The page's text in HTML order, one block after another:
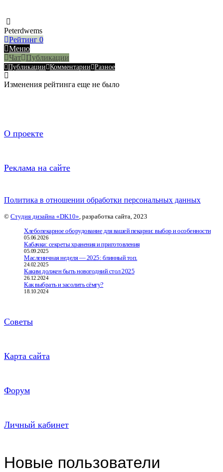
Peterdwems
Рейтинг 0
Меню
Чат Публикации
Публикации Комментарии Разное
Изменения рейтинга еще не было
О проекте
Реклама на сайте
Политика в отношении обработки персональных данных
© Студия дизайна «DK10», разработка сайта, 2023
Хлебопекарное оборудование для вашей пекарни: выбор и особенности
05.06.2026
Кабачки: секреты хранения и приготовления
05.09.2025
Масленичная неделя — 2025: блинный топ.
24.02.2025
Каким должен быть новогодний стол 2025
26.12.2024
Как выбрать и засолить сёмгу?
18.10.2024
Советы
Карта сайта
Форум
Личный кабинет
Новые пользователи